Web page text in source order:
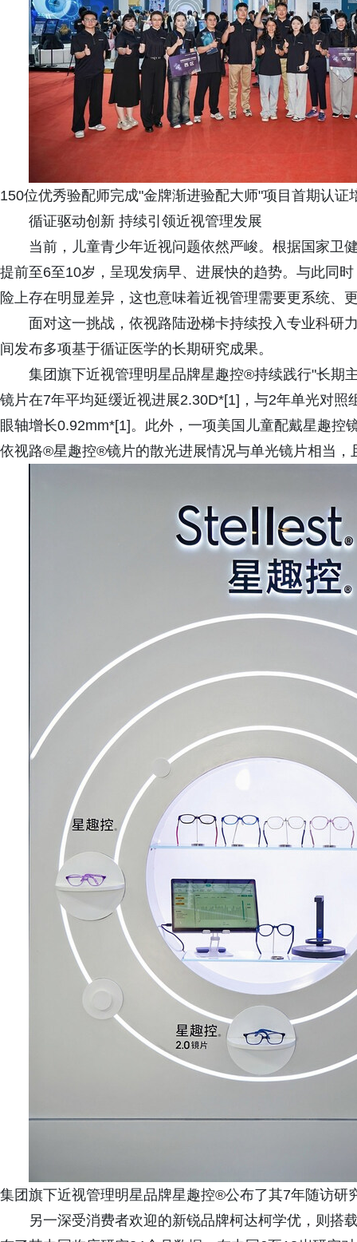
150位优秀验配师完成"金牌渐进验配大师"项目首期认证
循证驱动创新 持续引领近视管理发展
当前，儿童青少年近视问题依然严峻。根据国家卫
提前至6至10岁，呈现发病早、进展快的趋势。与此同
险上存在明显差异，这也意味着近视管理需要更系统、
面对这一挑战，依视路陆逊梯卡持续投入专业科研
间发布多项基于循证医学的长期研究成果。
集团旗下近视管理明星品牌星趣控®持续践行"长期
镜片在7年平均延缓近视进展2.30D*[1]，与2年单光对
眼轴增长0.92mm*[1]。此外，一项美国儿童配戴星趣控
依视路®星趣控®镜片的散光进展情况与单光镜片相当
集团旗下近视管理明星品牌星趣控®公布了其7年随访研
另一深受消费者欢迎的新锐品牌柯达柯学优，则